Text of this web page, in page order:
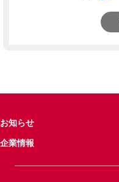
お知らせ
企業情報